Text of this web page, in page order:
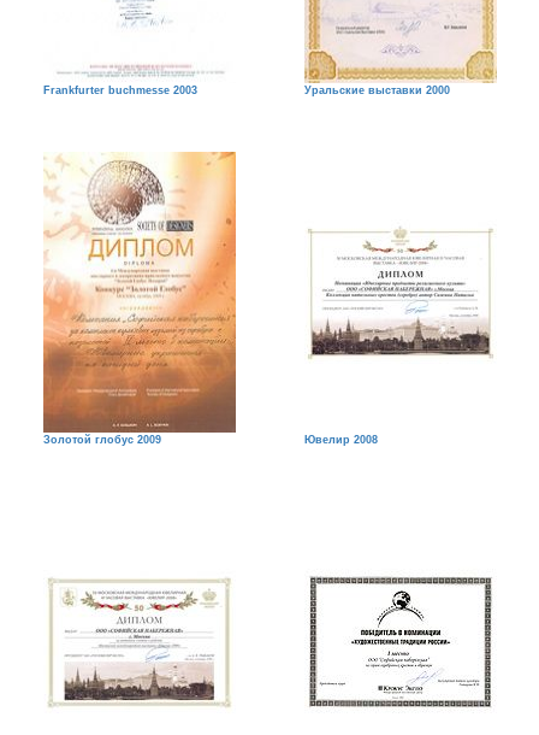
Frankfurter buchmesse 2003 Уральские выставки 2000
Золотой глобус 2009 Ювелир 2008